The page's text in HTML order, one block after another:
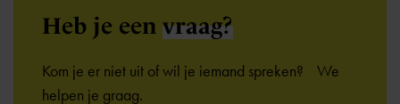
Heb je een vraag?
Kom je er niet uit of wil je iemand spreken? We
helpen je graag.